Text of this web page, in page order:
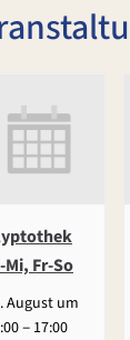
Mi, Fr-So
August um
– 17:00